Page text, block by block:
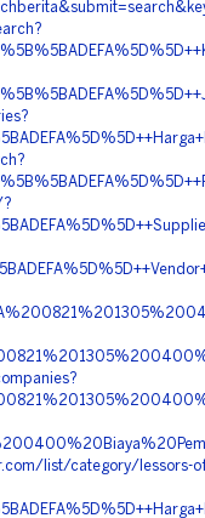
?
list/category/lessors-